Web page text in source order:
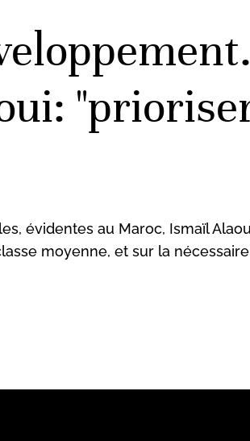
évidentes au Maroc, Ismaïl
moyenne, et sur la